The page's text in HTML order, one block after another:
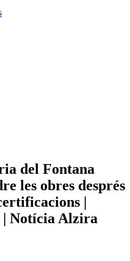
del Fontana
les obres després
|
Notícia Alzira